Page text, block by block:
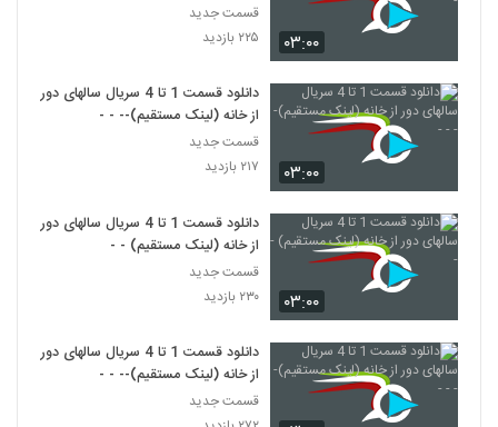
۰۳:۰۰
قسمت جدید
۲۲۵ بازدید
۰۳:۰۰
دانلود قسمت 1 تا 4 سریال سالهای دور
از خانه (لینک مستقیم)-- - -
قسمت جدید
۲۱۷ بازدید
۰۳:۰۰
دانلود قسمت 1 تا 4 سریال سالهای دور
از خانه (لینک مستقیم) - -
قسمت جدید
۲۳۰ بازدید
دانلود قسمت 1 تا 4 سریال سالهای دور
از خانه (لینک مستقیم)-- - -
قسمت جدید